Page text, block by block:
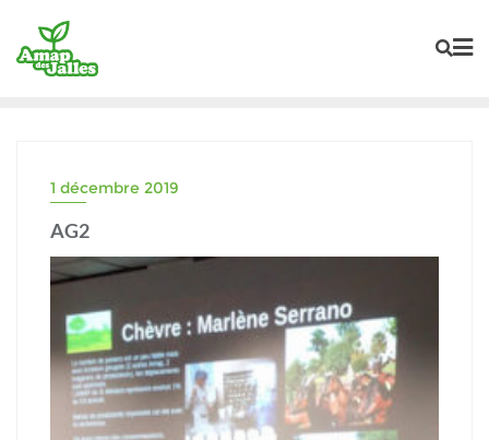
content
1 décembre 2019
AG2